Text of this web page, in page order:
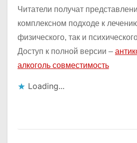
Читатели получат
комплексном подходе к
физического, так и
Доступ к полной версии –
алкоголь совместимость
Loading...